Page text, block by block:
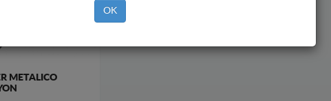
METALICO
OK